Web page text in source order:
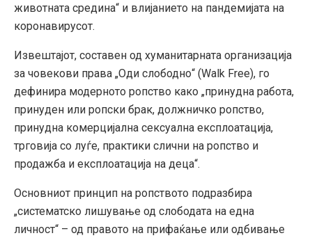
животната средина“ и влијанието на пандемијата на
коронавирусот.
Извештајот, составен од хуманитарната организација
за човекови права „Оди слободно“ (Walk Free), го
дефинира модерното ропство како „принудна работа,
принуден или ропски брак, должничко ропство,
принудна комерцијална сексуална експлоатација,
трговија со луѓе, практики слични на ропство и
продажба и експлоатација на деца“.
Основниот принцип на ропството подразбира
„систематско лишување од слободата на една
личност“ – од правото на прифаќање или одбивање